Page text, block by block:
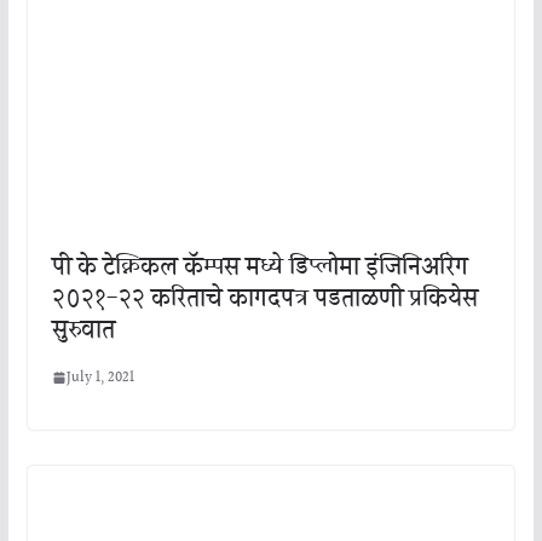
पी के टेक्निकल कॅम्पस मध्ये डिप्लोमा इंजिनिअरिंग
२०२१-२२ करिताचे कागदपत्र पडताळणी प्रकियेस
सुरुवात
July 1, 2021